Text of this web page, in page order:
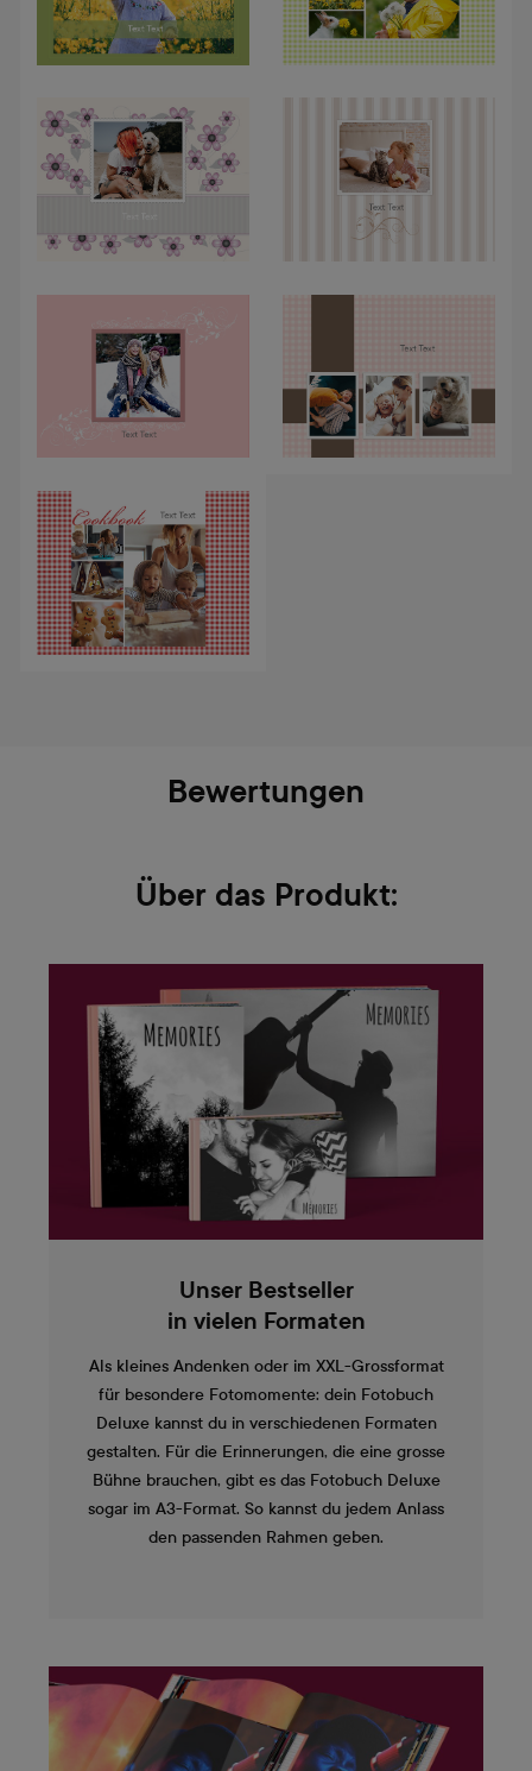
Bewertungen
Über das Produkt:
Unser Bestseller
in vielen Formaten
Als kleines Andenken oder im XXL-Grossformat
für besondere Fotomomente: dein Fotobuch
Deluxe kannst du in verschiedenen Formaten
gestalten. Für die Erinnerungen, die eine grosse
Bühne brauchen, gibt es das Fotobuch Deluxe
sogar im A3-Format. So kannst du jedem Anlass
den passenden Rahmen geben.